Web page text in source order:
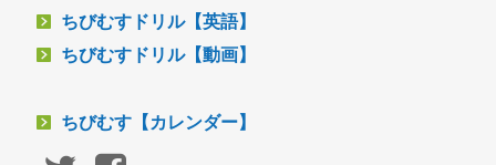
ちびむすドリル【英語】
ちびむすドリル【動画】
ちびむす【カレンダー】